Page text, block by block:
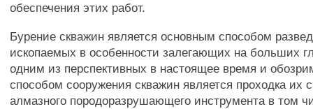
обеспечения этих работ.
Бурение скважин является основным способом
ископаемых в особенности залегающих на больших
одним из перспективных в настоящее время и
способом сооружения скважин является проходка их
алмазного породоразрушающего инструмента в том